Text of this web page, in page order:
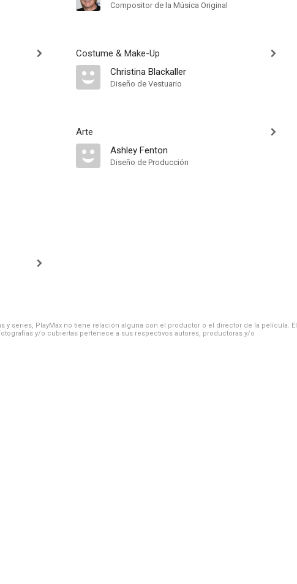
Compositor de la Música Original
Costume & Make-Up
Christina Blackaller
Diseño de Vestuario
Arte
Ashley Fenton
Diseño de Producción
y series, PlayMax no tiene relación alguna con el productor o el director de la película. El
y/o cubiertas pertenece a sus respectivos autores, productoras y/o